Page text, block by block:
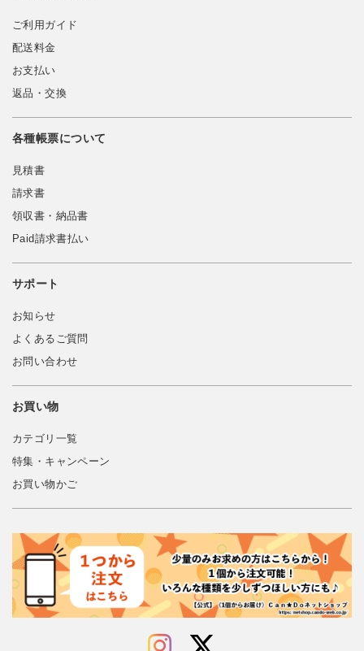
ご利用ガイド
配送料金
お支払い
返品・交換
各種帳票について
見積書
請求書
領収書・納品書
Paid請求書払い
サポート
お知らせ
よくあるご質問
お問い合わせ
お買い物
カテゴリ一覧
特集・キャンペーン
お買い物かご